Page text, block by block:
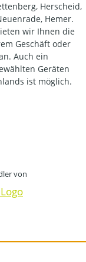
Herscheid,
Hemer.
wir Ihnen die
Geschäft oder
Auch ein
Geräten
ist möglich.
von